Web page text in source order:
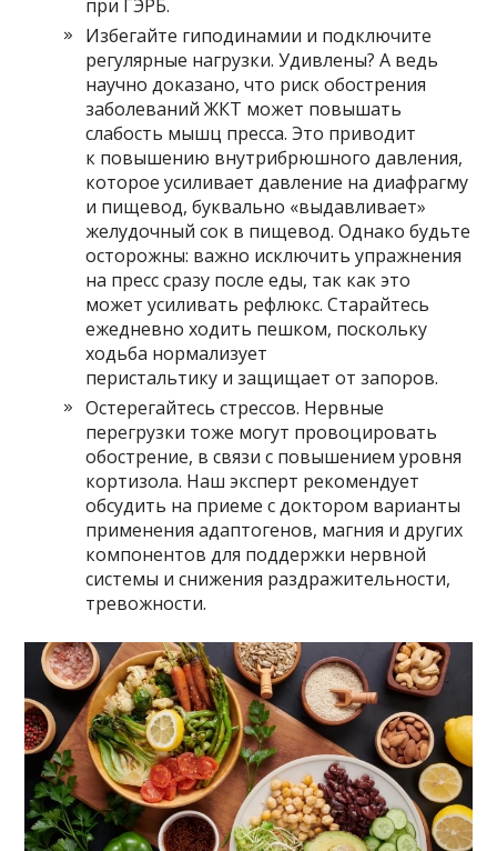
при ГЭРБ.
Избегайте гиподинамии и подключите
регулярные нагрузки. Удивлены? А ведь
научно доказано, что риск обострения
заболеваний ЖКТ может повышать
слабость мышц пресса. Это приводит
к повышению внутрибрюшного давления,
которое усиливает давление на диафрагму
и пищевод, буквально «выдавливает»
желудочный сок в пищевод. Однако будьте
осторожны: важно исключить упражнения
на пресс сразу после еды, так как это
может усиливать рефлюкс. Старайтесь
ежедневно ходить пешком, поскольку
ходьба нормализует
перистальтику и защищает от запоров.
Остерегайтесь стрессов. Нервные
перегрузки тоже могут провоцировать
обострение, в связи с повышением уровня
кортизола. Наш эксперт рекомендует
обсудить на приеме с доктором варианты
применения адаптогенов, магния и других
компонентов для поддержки нервной
системы и снижения раздражительности,
тревожности.